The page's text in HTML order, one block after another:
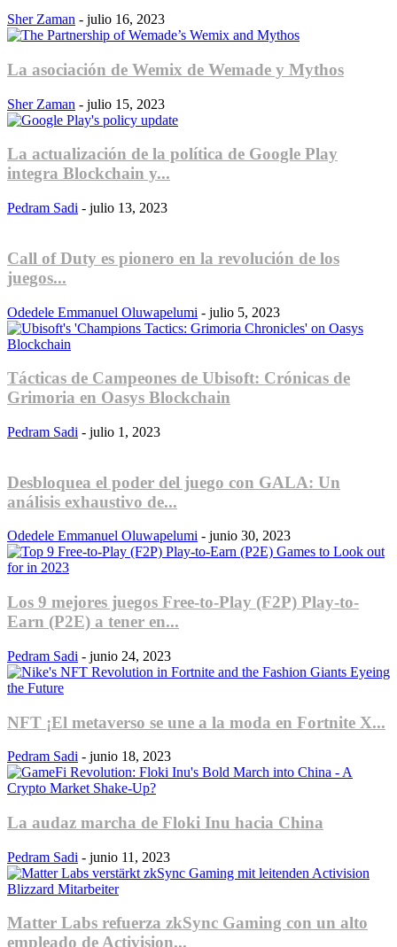
Sher Zaman - julio 16, 2023
La asociación de Wemix de Wemade y Mythos
Sher Zaman - julio 15, 2023
La actualización de la política de Google Play
integra Blockchain y...
Pedram Sadi - julio 13, 2023
Call of Duty es pionero en la revolución de los
juegos...
Odedele Emmanuel Oluwapelumi - julio 5, 2023
Tácticas de Campeones de Ubisoft: Crónicas de
Grimoria en Oasys Blockchain
Pedram Sadi - julio 1, 2023
Desbloquea el poder del juego con GALA: Un
análisis exhaustivo de...
Odedele Emmanuel Oluwapelumi - junio 30, 2023
Los 9 mejores juegos Free-to-Play (F2P) Play-to-
Earn (P2E) a tener en...
Pedram Sadi - junio 24, 2023
NFT ¡El metaverso se une a la moda en Fortnite X...
Pedram Sadi - junio 18, 2023
La audaz marcha de Floki Inu hacia China
Pedram Sadi - junio 11, 2023
Matter Labs refuerza zkSync Gaming con un alto
empleado de Activision...